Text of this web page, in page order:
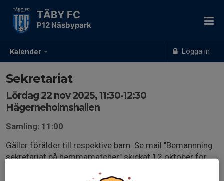
Kalender Logga in
TÄBY FC
P12 Näsbypark
Sekretariat
Lördag 22 nov 2025, 11:30-12:30
Hägerneholmshallen
Samling: 11:00
Gäller förälder till respektive barn. Se mail "Bemannning
sekretariat på hemmamatcher" skickat 12 oktober för